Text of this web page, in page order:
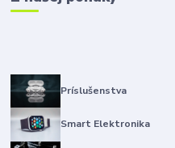
Príslušenstva
Smart Elektronika